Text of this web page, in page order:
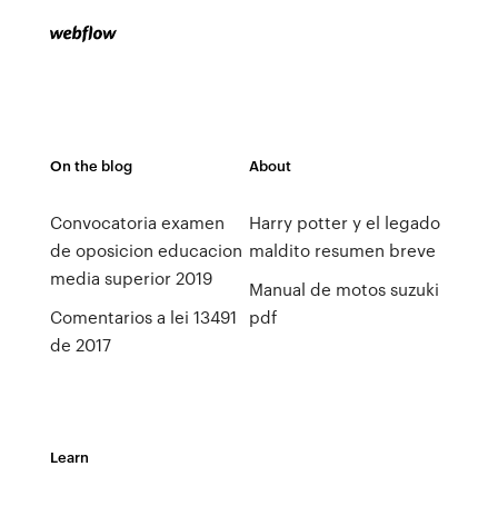
On the blog
Convocatoria examen
de oposicion educacion
media superior 2019
Comentarios a lei 13491
de 2017
About
Harry potter y el legado
maldito resumen breve
Manual de motos suzuki
pdf
Learn